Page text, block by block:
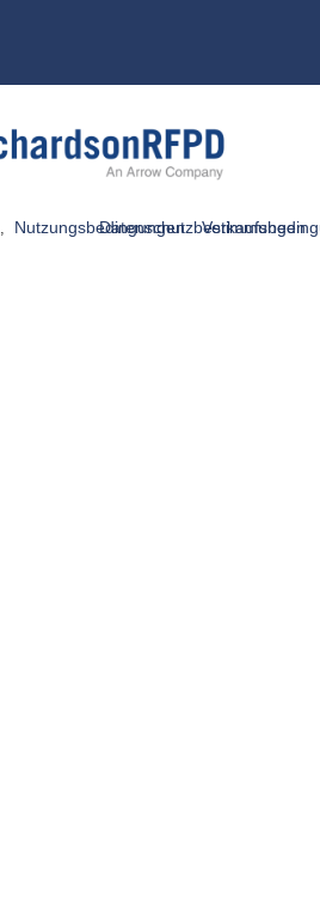
NutzungsbedingungenDatenschutzbestimmungen